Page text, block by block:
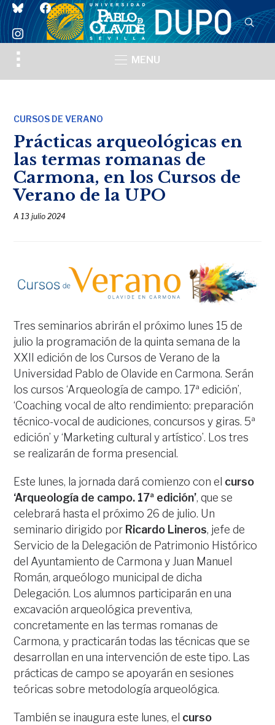
blueskyfacebook
instagram
Toggle
sidebar
MENU
CURSOS DE VERANO
Prácticas arqueológicas en
las termas romanas de
Carmona, en los Cursos de
Verano de la UPO
A13 julio 2024
Tres seminarios abrirán el próximo lunes 15 de
julio la programación de la quinta semana de la
XXII edición de los Cursos de Verano de la
Universidad Pablo de Olavide en Carmona. Serán
los cursos ‘Arqueología de campo. 17ª edición’,
‘Coaching vocal de alto rendimiento: preparación
técnico-vocal de audiciones, concursos y giras. 5ª
edición’ y ‘Marketing cultural y artístico’. Los tres
se realizarán de forma presencial.
Este lunes, la jornada dará comienzo con el curso
‘Arqueología de campo. 17ª edición’, que se
celebrará hasta el próximo 26 de julio. Un
seminario dirigido por Ricardo Lineros, jefe de
Servicio de la Delegación de Patrimonio Histórico
del Ayuntamiento de Carmona y Juan Manuel
Román, arqueólogo municipal de dicha
Delegación. Los alumnos participarán en una
excavación arqueológica preventiva,
concretamente en las termas romanas de
Carmona, y practicarán todas las técnicas que se
desarrollan en una intervención de este tipo. Las
prácticas de campo se apoyarán en sesiones
teóricas sobre metodología arqueológica.
También se inaugura este lunes, el curso